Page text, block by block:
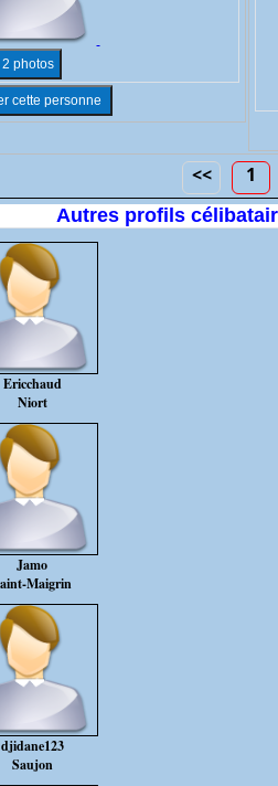
<< 1
Autres profils
Ericchaud
Niort
Jamo
Maigrin
djidane123
Saujon